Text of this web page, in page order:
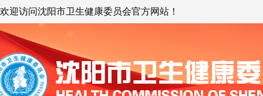
欢迎访问沈阳市卫生健康委员会官方网站！